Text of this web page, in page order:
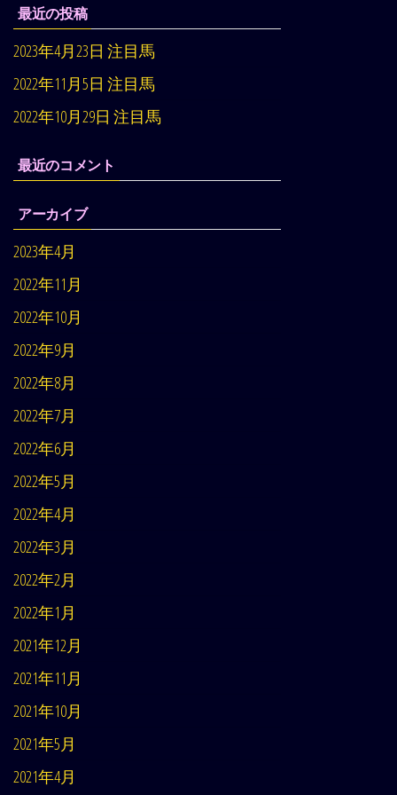
最近の投稿
2023年4月23日 注目馬
2022年11月5日 注目馬
2022年10月29日 注目馬
最近のコメント
アーカイブ
2023年4月
2022年11月
2022年10月
2022年9月
2022年8月
2022年7月
2022年6月
2022年5月
2022年4月
2022年3月
2022年2月
2022年1月
2021年12月
2021年11月
2021年10月
2021年5月
2021年4月